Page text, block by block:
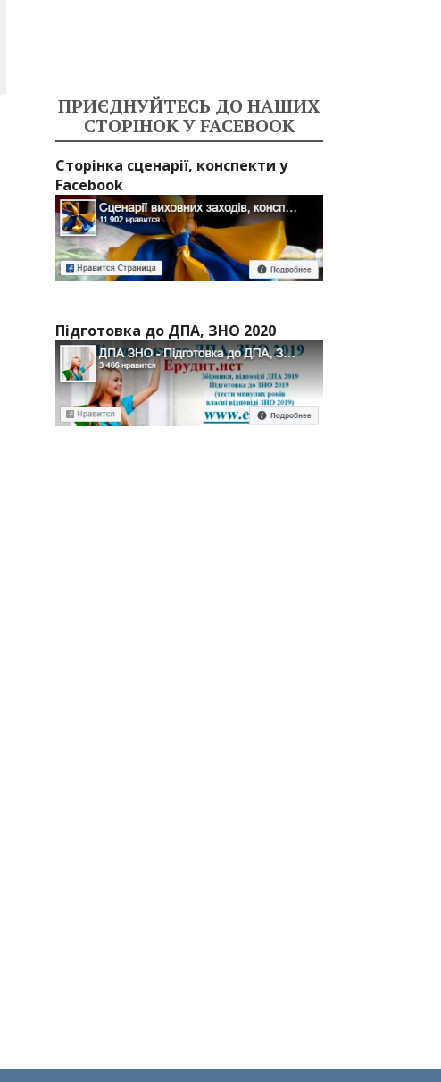
ПРИЄДНУЙТЕСЬ ДО НАШИХ
СТОРІНОК У FACEBOOK
Сторінка сценарії, конспекти у
Facebook
Підготовка до ДПА, ЗНО 2020